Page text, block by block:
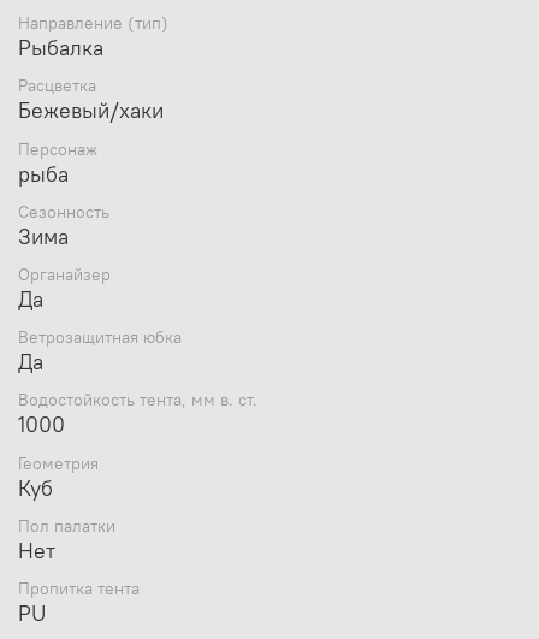
Гармонично подобранная расцветка тента создает
максимальный уют.
имеет патентованиую систему креплений, которая
позволяет располагать их в любом удобном месте
быстросъемного внутреннего тента имеющего
позволяющую перевешивать их внутрь
Петля-кольцо под куполом для подвешивания
Направление (тип)
Рыбалка
Расцветка
Бежевый/хаки
Персонаж
рыба
Сезонность
Зима
Органайзер
Да
Ветрозащитная юбка
Да
Водостойкость тента, мм в. ст.
1000
Геометрия
Куб
Пол палатки
Нет
Пропитка тента
PU